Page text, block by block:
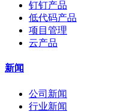
钉钉产品
低代码产品
项目管理
云产品
新闻
公司新闻
行业新闻